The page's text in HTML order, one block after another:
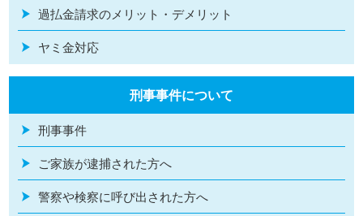
過払金請求のメリット・デメリット
ヤミ金対応
刑事事件について
刑事事件
ご家族が逮捕された方へ
警察や検察に呼び出された方へ